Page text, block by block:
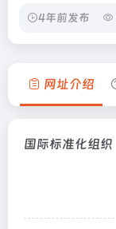
4年前发布
网址介绍
国际标准化组织